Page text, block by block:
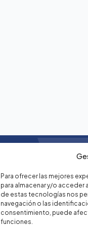
Para ofrecer las mejores
para almacenar y/o
de estas tecnologías nos
navegación o las
consentimiento, puede
funciones.